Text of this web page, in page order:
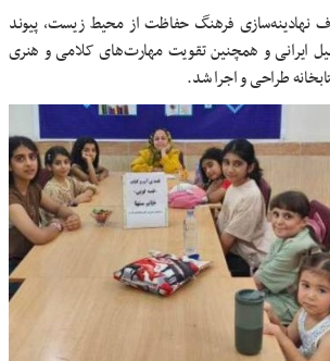
نهادینه‌سازی فرهنگ حفاظت از محیط زیست، پیوند
ایرانی و همچنین تقویت مهارت‌های کلامی و هنری
طراحی و اجرا شد.